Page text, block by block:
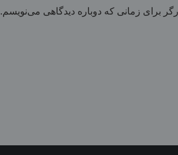
برای زمانی که دوباره دیدگاهی می‌نویسم.